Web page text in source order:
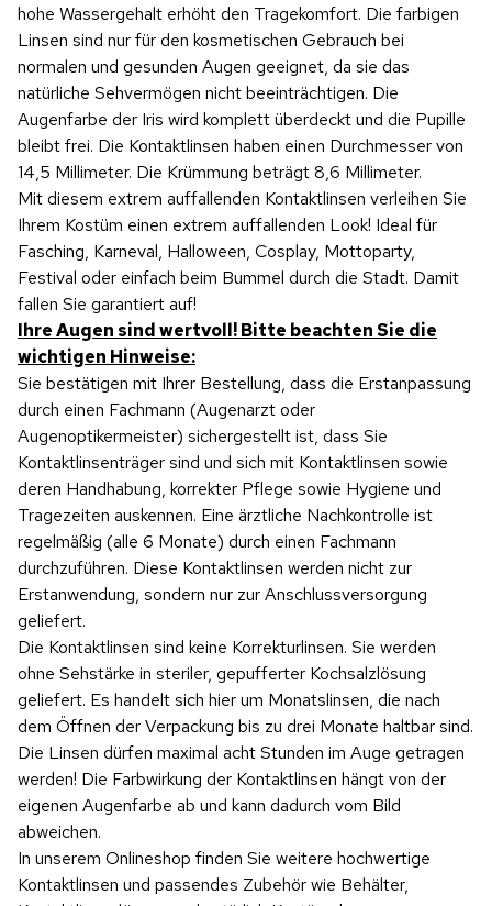
hohe Wassergehalt erhöht den Tragekomfort. Die farbigen
Linsen sind nur für den kosmetischen Gebrauch bei
normalen und gesunden Augen geeignet, da sie das
natürliche Sehvermögen nicht beeinträchtigen. Die
Augenfarbe der Iris wird komplett überdeckt und die Pupille
bleibt frei. Die Kontaktlinsen haben einen Durchmesser von
14,5 Millimeter. Die Krümmung beträgt 8,6 Millimeter.
Mit diesem extrem auffallenden Kontaktlinsen verleihen Sie
Ihrem Kostüm einen extrem auffallenden Look! Ideal für
Fasching, Karneval, Halloween, Cosplay, Mottoparty,
Festival oder einfach beim Bummel durch die Stadt. Damit
fallen Sie garantiert auf!
Ihre Augen sind wertvoll! Bitte beachten Sie die
wichtigen Hinweise:
Sie bestätigen mit Ihrer Bestellung, dass die Erstanpassung
durch einen Fachmann (Augenarzt oder
Augenoptikermeister) sichergestellt ist, dass Sie
Kontaktlinsenträger sind und sich mit Kontaktlinsen sowie
deren Handhabung, korrekter Pflege sowie Hygiene und
Tragezeiten auskennen. Eine ärztliche Nachkontrolle ist
regelmäßig (alle 6 Monate) durch einen Fachmann
durchzuführen. Diese Kontaktlinsen werden nicht zur
Erstanwendung, sondern nur zur Anschlussversorgung
geliefert.
Die Kontaktlinsen sind keine Korrekturlinsen. Sie werden
ohne Sehstärke in steriler, gepufferter Kochsalzlösung
geliefert. Es handelt sich hier um Monatslinsen, die nach
dem Öffnen der Verpackung bis zu drei Monate haltbar sind.
Die Linsen dürfen maximal acht Stunden im Auge getragen
werden! Die Farbwirkung der Kontaktlinsen hängt von der
eigenen Augenfarbe ab und kann dadurch vom Bild
abweichen.
In unserem Onlineshop finden Sie weitere hochwertige
Kontaktlinsen und passendes Zubehör wie Behälter,